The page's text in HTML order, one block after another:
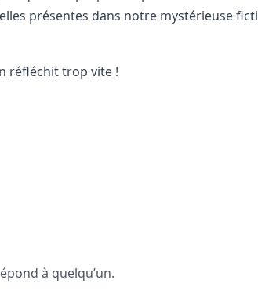
présentes dans notre mystérieuse
réfléchit trop vite !
à quelqu’un.